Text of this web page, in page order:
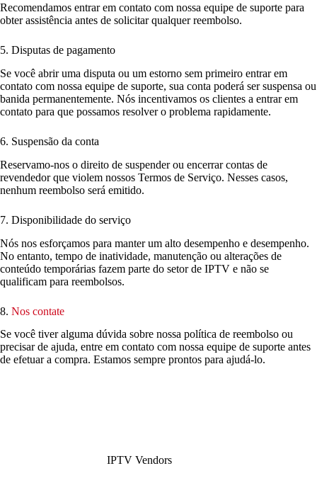
Recomendamos entrar em contato com nossa equipe de suporte para
obter assistência antes de solicitar qualquer reembolso.
5. Disputas de pagamento
Se você abrir uma disputa ou um estorno sem primeiro entrar em
contato com nossa equipe de suporte, sua conta poderá ser suspensa ou
banida permanentemente. Nós incentivamos os clientes a entrar em
contato para que possamos resolver o problema rapidamente.
6. Suspensão da conta
Reservamo-nos o direito de suspender ou encerrar contas de
revendedor que violem nossos Termos de Serviço. Nesses casos,
nenhum reembolso será emitido.
7. Disponibilidade do serviço
Nós nos esforçamos para manter um alto desempenho e desempenho.
No entanto, tempo de inatividade, manutenção ou alterações de
conteúdo temporárias fazem parte do setor de IPTV e não se
qualificam para reembolsos.
8. Nos contate
Se você tiver alguma dúvida sobre nossa política de reembolso ou
precisar de ajuda, entre em contato com nossa equipe de suporte antes
de efetuar a compra. Estamos sempre prontos para ajudá-lo.
IPTV Vendors